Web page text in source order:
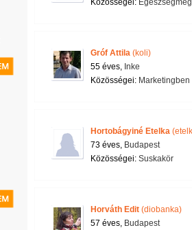
Közösségei:
Gróf Attila (koli)
55 éves, Inke
Közösségei:
Hortobágyiné Etelka
73 éves, Budapest
Közösségei: Suskakör
Horváth Edit (diobanka)
57 éves, Budapest